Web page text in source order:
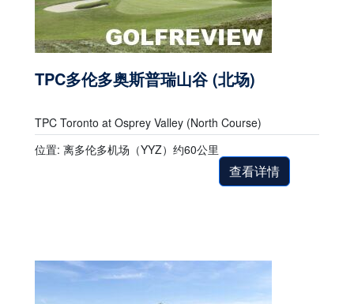
TPC多伦多奥斯普瑞山谷 (北场)
TPC Toronto at Osprey Valley (North Course)
位置: 离多伦多机场（YYZ）约60公里
查看详情